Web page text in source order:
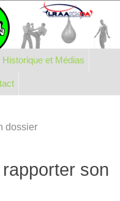
Historique et Médias
dossier
son